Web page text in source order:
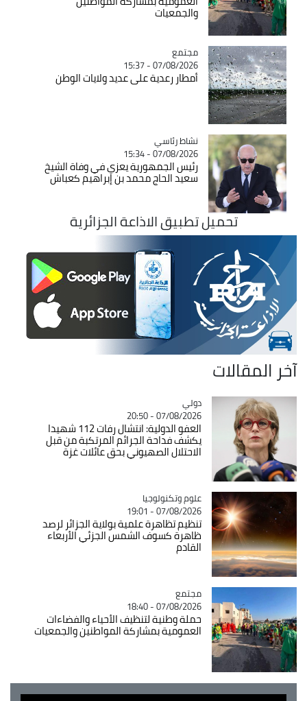
والجمعيات
Catégorie
مجتمع
07/08/2026 - 15:37
أمطار رعدية على عديد ولايات الوطن
Catégorie
نشاط رئاسي
07/08/2026 - 15:34
رئيس الجمهورية يعزي في وفاة الشيخ
سعيد الحاج محمد بن إبراهيم كعباش
تحميل تطبيق الاذاعة الجزائرية
آخر المقالات
Catégorie
دولي
07/08/2026 - 20:50
العفو الدولية: انتشال رفات 112 شهيدا
يكشف فداحة الجرائم المرتكبة من قبل
الاحتلال الصهيوني بحق عائلات غزة
Catégorie
علوم وتكنولوجيا
07/08/2026 - 19:01
تنظيم تظاهرة علمية بولاية الجزائر لرصد
ظاهرة كسوف الشمس الجزئي الأربعاء
القادم
Catégorie
مجتمع
07/08/2026 - 18:40
حملة وطنية لتنظيف الأحياء والفضاءات
العمومية بمشاركة المواطنين والجمعيات